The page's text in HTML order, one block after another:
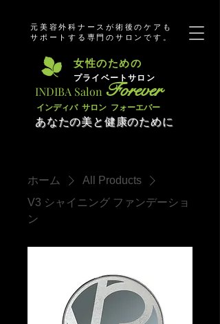
​女性のための
​プライベートサロン
​INDIBA Salon
あなたの美と健康のために
Forever
​インディバ サロン フォーエバー
元美容外科ナースが術後のケアも
サポートする専門のサロンです。
ホーム
All Products
V3 シャイニング ファンデーショ
ン